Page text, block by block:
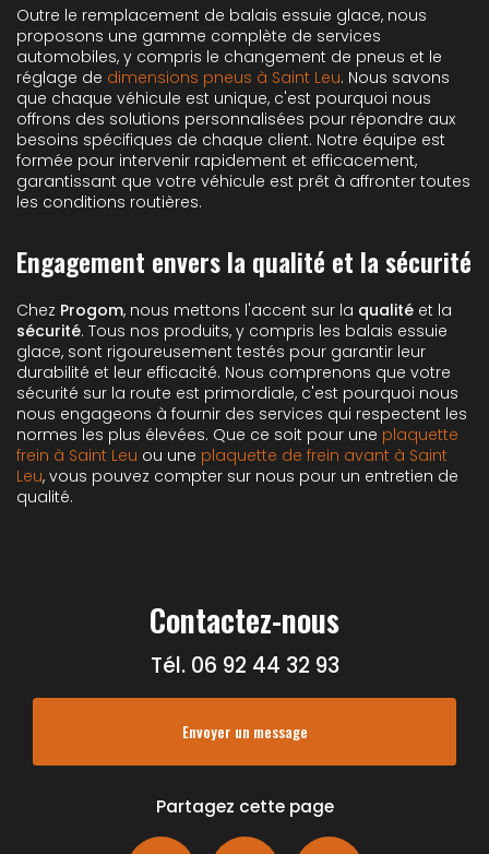
Outre le remplacement de balais essuie glace, nous
proposons une gamme complète de services
automobiles, y compris le changement de pneus et le
réglage de dimensions pneus à Saint Leu. Nous savons
que chaque véhicule est unique, c'est pourquoi nous
offrons des solutions personnalisées pour répondre aux
besoins spécifiques de chaque client. Notre équipe est
formée pour intervenir rapidement et efficacement,
garantissant que votre véhicule est prêt à affronter toutes
les conditions routières.
Engagement envers la qualité et la sécurité
Chez Progom, nous mettons l'accent sur la qualité et la
sécurité. Tous nos produits, y compris les balais essuie
glace, sont rigoureusement testés pour garantir leur
durabilité et leur efficacité. Nous comprenons que votre
sécurité sur la route est primordiale, c'est pourquoi nous
nous engageons à fournir des services qui respectent les
normes les plus élevées. Que ce soit pour une plaquette
frein à Saint Leu ou une plaquette de frein avant à Saint
Leu, vous pouvez compter sur nous pour un entretien de
qualité.
Contactez-nous
Tél. 06 92 44 32 93
Envoyer un message
Partagez cette page
Facebook